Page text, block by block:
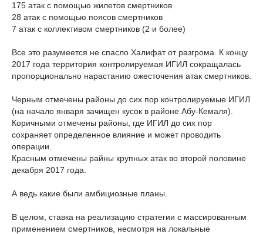
175 атак с помощью жилетов смертников
28 атак с помощью поясов смертников
7 атак с коллективом смертников (2 и более)
Все это разумеется не спасло Халифат от разгрома. К концу
2017 года территория контролируемая ИГИЛ сокращалась
пропорционально нарастанию ожесточения атак смертников.
Черным отмечены районы до сих пор контролируемые ИГИЛ
(на начало января зачищен кусок в районе Абу-Кемаля).
Коричными отмечены районы, где ИГИЛ до сих пор
сохраняет определенное влияние и может проводить
операции.
Красным отмечены райны крупных атак во второй половине
декабря 2017 года.
А ведь какие были амбициозные планы.
В целом, ставка на реализацию стратегии с массированным
применением смертников, несмотря на локальные